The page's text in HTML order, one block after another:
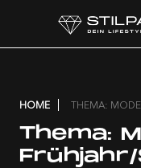
HOME THEMA:
Thema: